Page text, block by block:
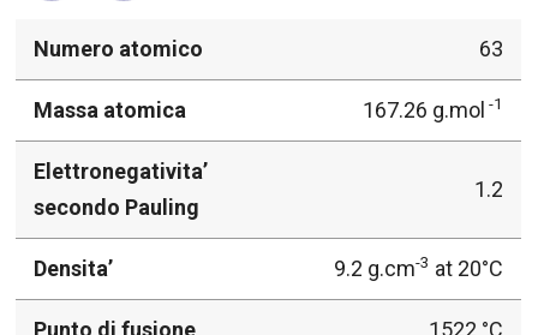
Numero atomico 63
Massa atomica 167.26 g.mol -1
Elettronegativita’
secondo Pauling
1.2
Densita’ 9.2 g.cm-3 at 20°C
Punto di fusione 1522 °C